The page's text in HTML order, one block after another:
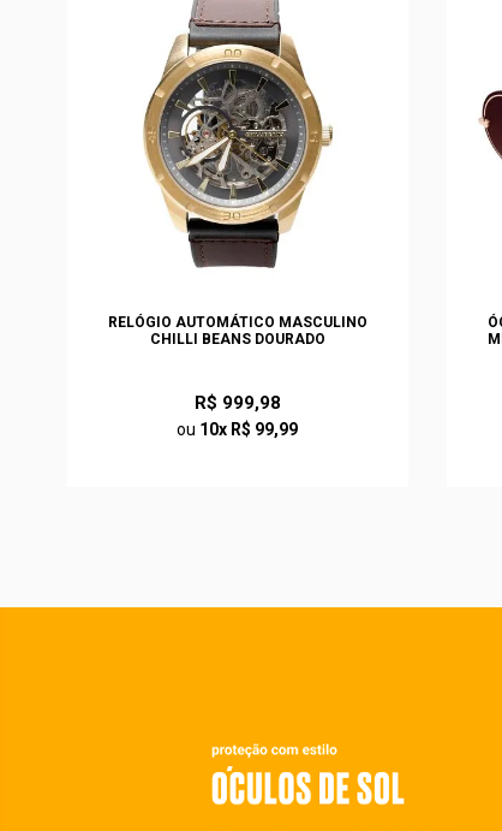
RELÓGIO AUTOMÁTICO MASCULINO
CHILLI BEANS DOURADO
R$ 999,98
ou 10x R$ 99,99